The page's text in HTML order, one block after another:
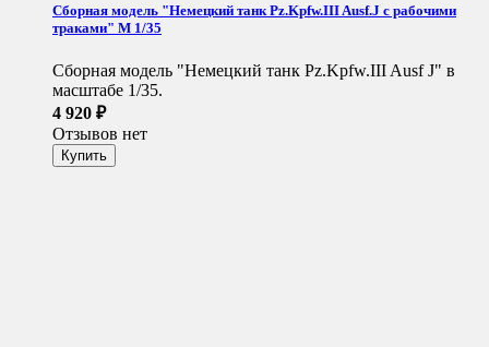
Сборная модель "Немецкий танк Pz.Kpfw.III Ausf.J с рабочими
траками" М 1/35
Сборная модель "Немецкий танк Pz.Kpfw.III Ausf J" в
масштабе 1/35.
4 920 ₽
Отзывов нет